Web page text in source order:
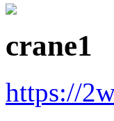
crane1
https://